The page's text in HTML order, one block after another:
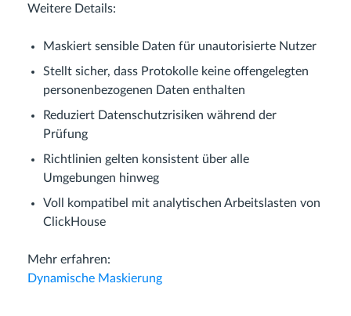
Weitere Details:
Maskiert sensible Daten für unautorisierte Nutzer
Stellt sicher, dass Protokolle keine offengelegten
personenbezogenen Daten enthalten
Reduziert Datenschutzrisiken während der
Prüfung
Richtlinien gelten konsistent über alle
Umgebungen hinweg
Voll kompatibel mit analytischen Arbeitslasten von
ClickHouse
Mehr erfahren:
Dynamische Maskierung